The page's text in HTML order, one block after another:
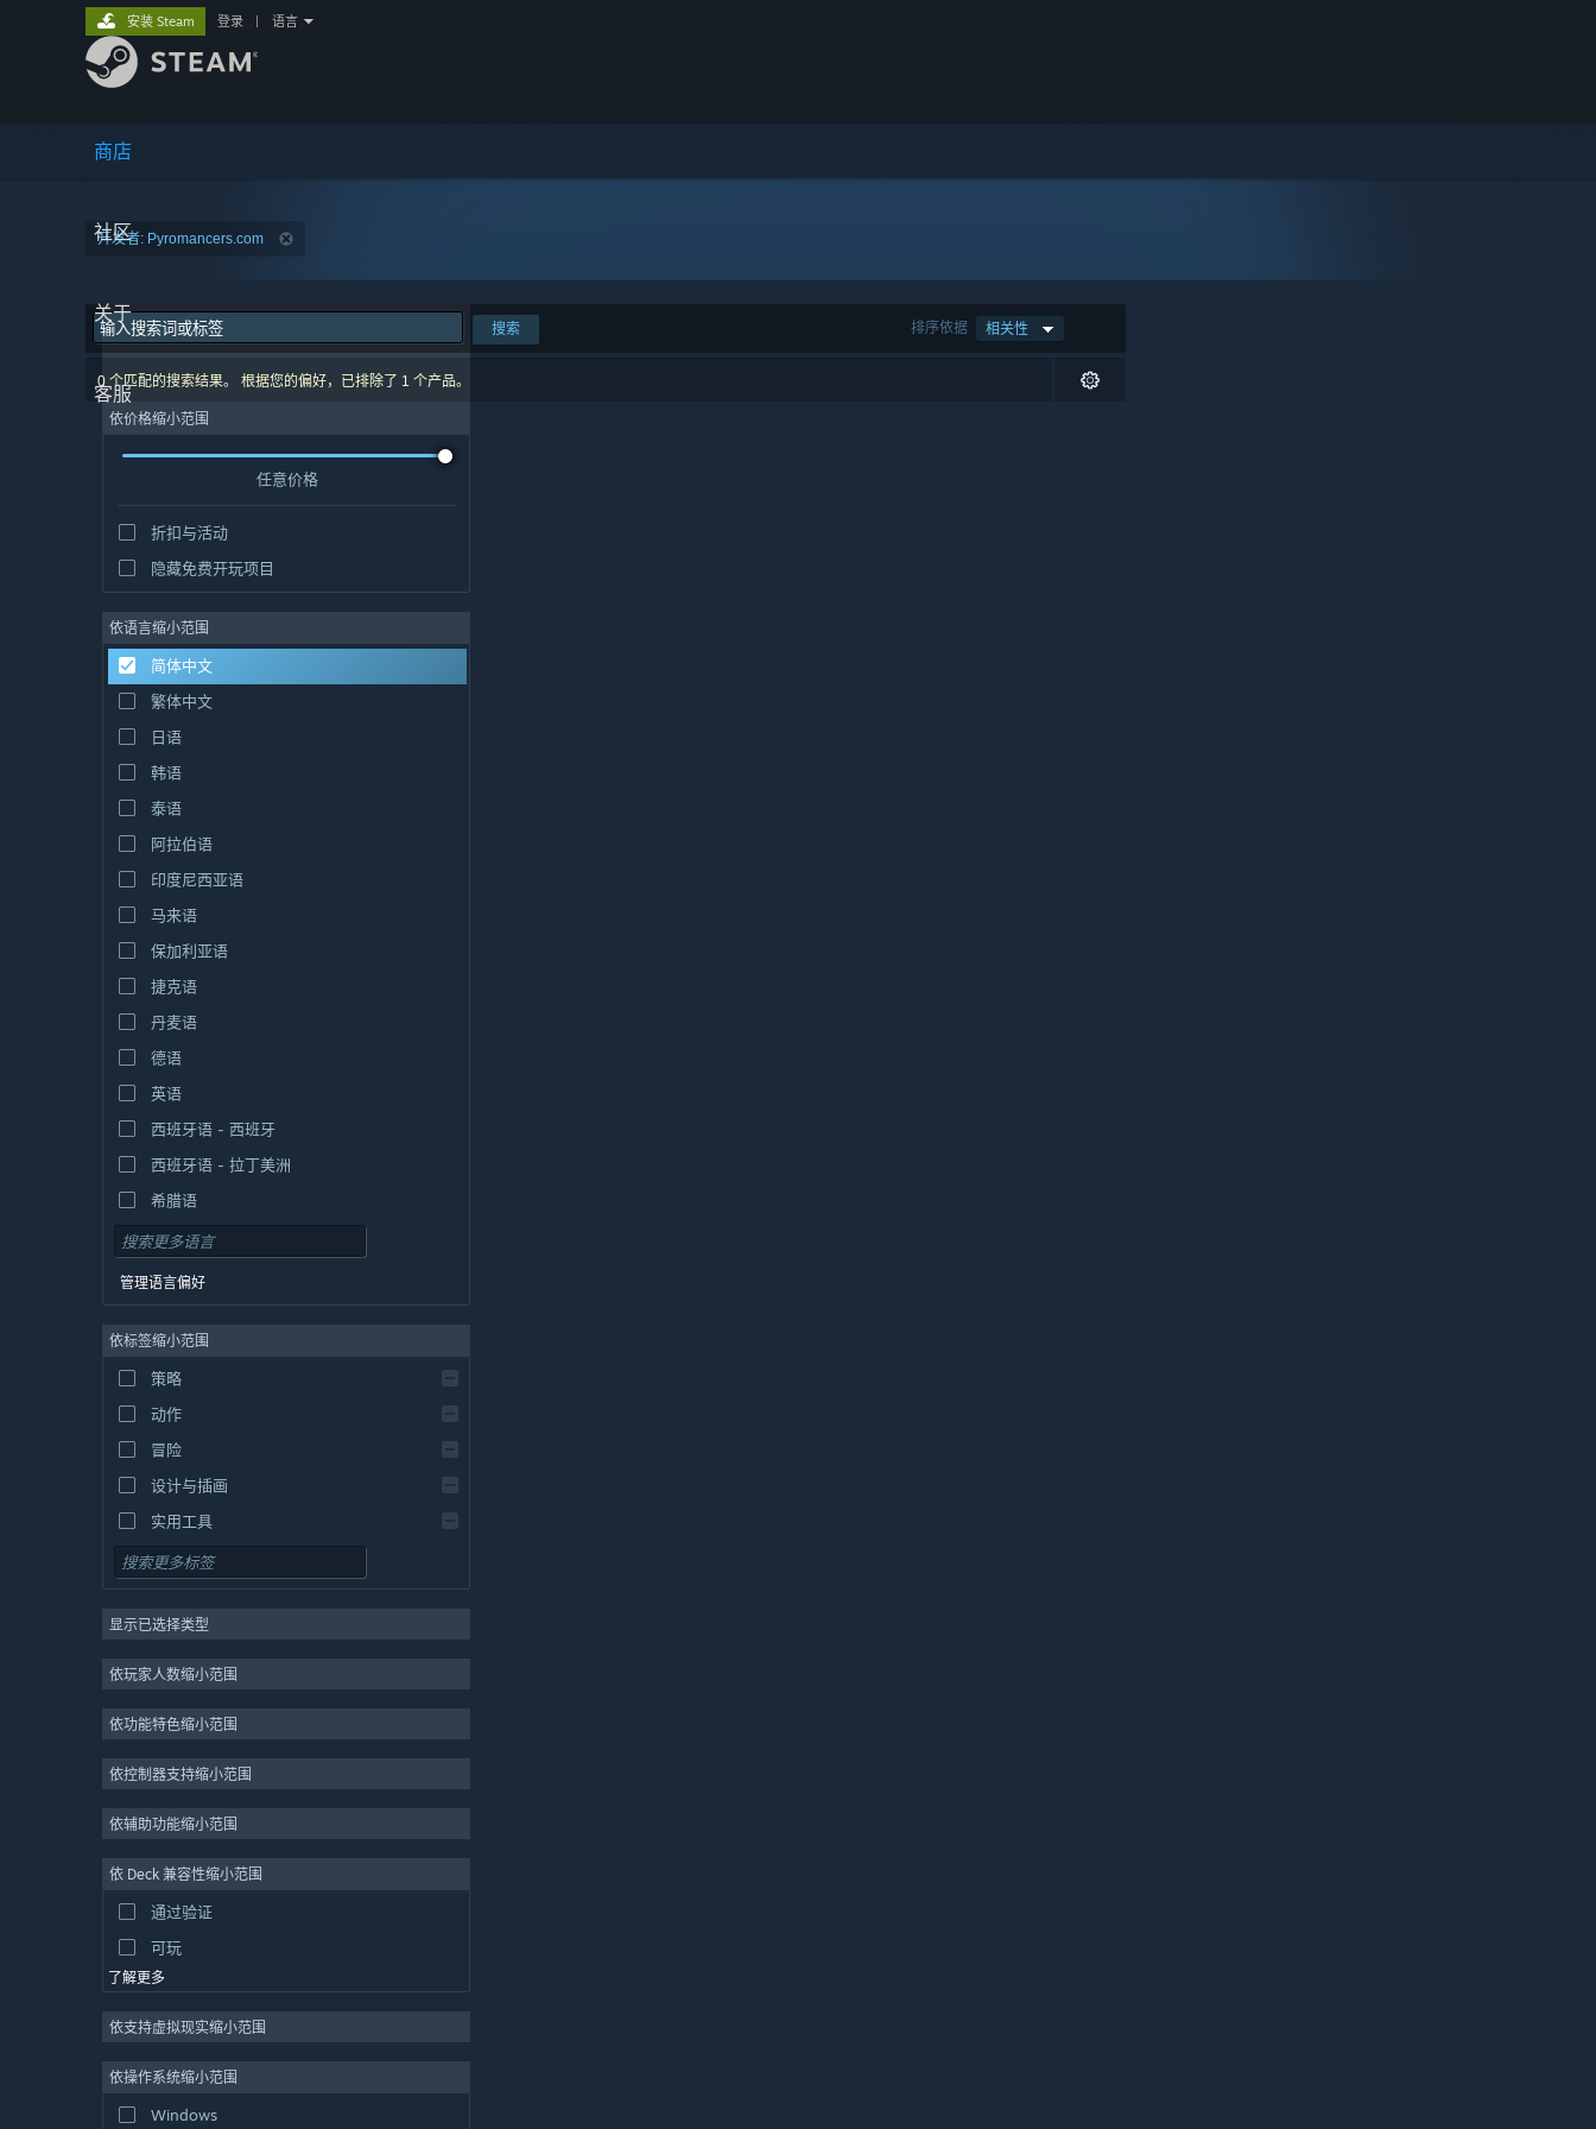
商店
社区
关于
客服
安装 Steam 登录 语言
开发者: Pyromancers.com
排序依据 相关性
搜索
0 个匹配的搜索结果。 根据您的偏好，已排除了 1 个产品。
依价格缩小范围
任意价格
折扣与活动
隐藏免费开玩项目
依语言缩小范围
简体中文
繁体中文
日语
韩语
泰语
阿拉伯语
印度尼西亚语
马来语
保加利亚语
捷克语
丹麦语
德语
英语
西班牙语 - 西班牙
西班牙语 - 拉丁美洲
希腊语
管理语言偏好
依标签缩小范围
策略
动作
冒险
设计与插画
实用工具
免费开玩
大型多人在线
独立
休闲
模拟
视频制作
照片编辑
显示已选择类型
依玩家人数缩小范围
依功能特色缩小范围
依控制器支持缩小范围
依辅助功能缩小范围
依 Deck 兼容性缩小范围
通过验证
可玩
了解更多
依支持虚拟现实缩小范围
依操作系统缩小范围
Windows